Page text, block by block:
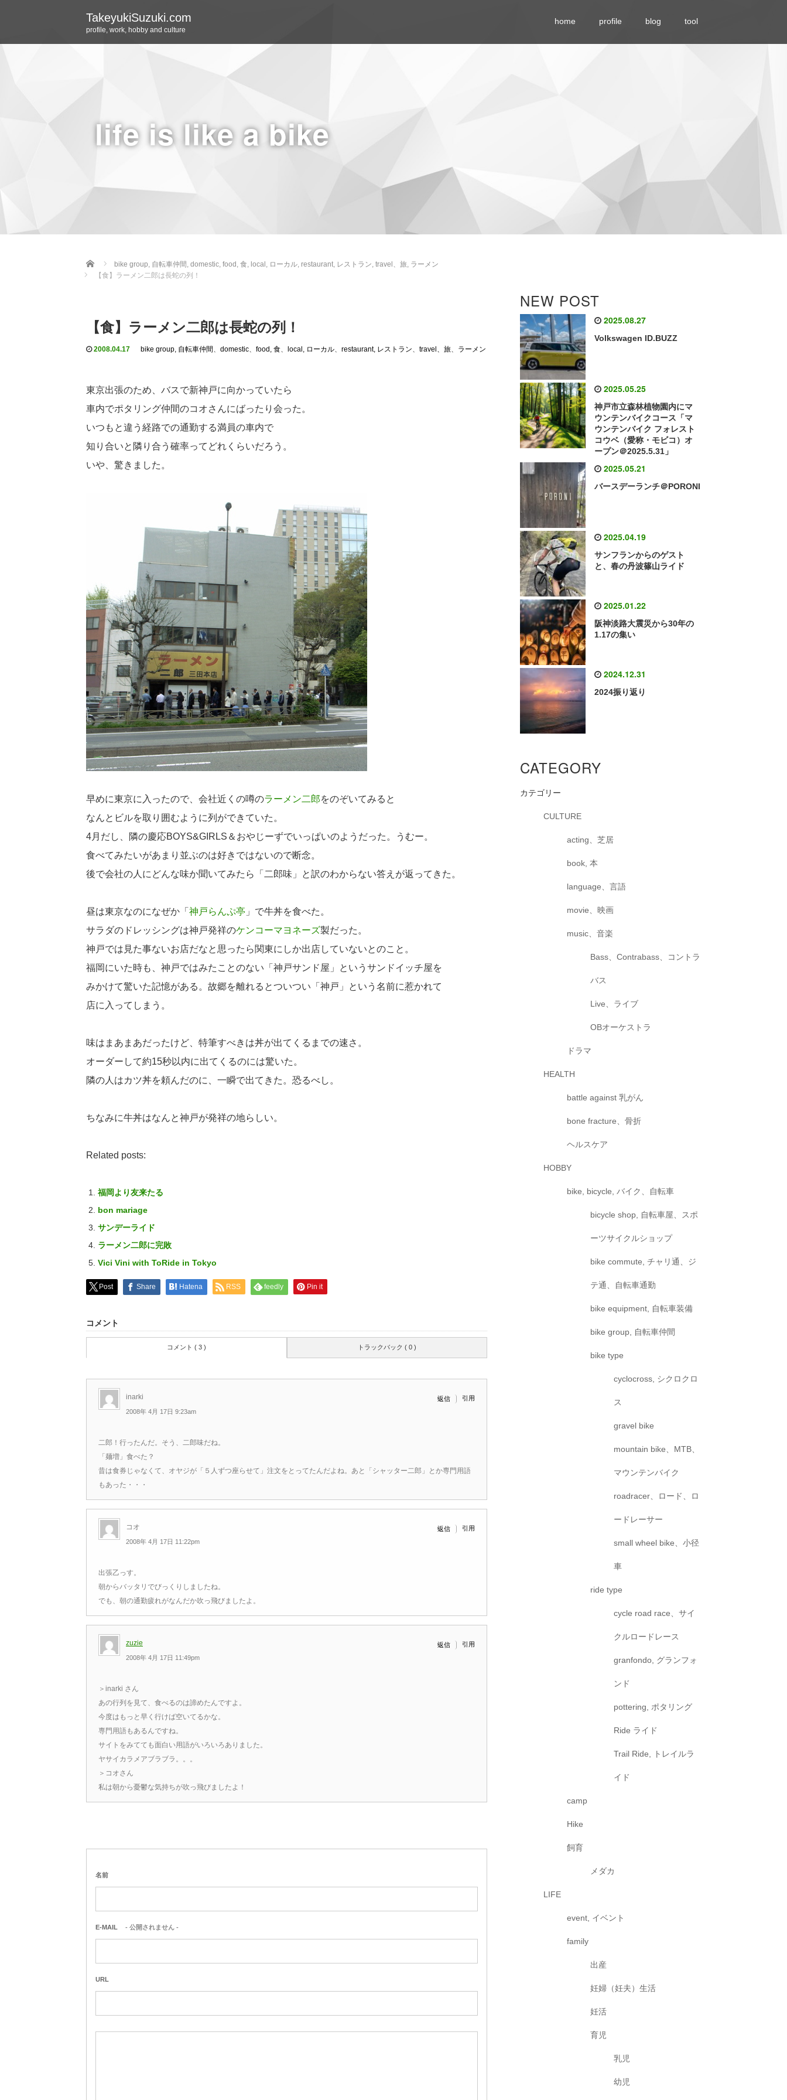
TakeyukiSuzuki.com
profile, work, hobby and culture
home profile blog tool
life is like a bike
Home bike group, 自転車仲間 , domestic, food, 食, local, ローカル, restaurant, レストラン, travel、旅, ラーメン
【食】ラーメン二郎は長蛇の列！
【食】ラーメン二郎は長蛇の列！
2008.04.17 bike group, 自転車仲間、 domestic、 food, 食、 local, ローカル、 restaurant, レストラン、 travel、旅、 ラーメン
東京出張のため、バスで新神戸に向かっていたら
車内でポタリング仲間のコオさんにばったり会った。
いつもと違う経路での通勤する満員の車内で
知り合いと隣り合う確率ってどれくらいだろう。
いや、驚きました。
早めに東京に入ったので、会社近くの噂のラーメン二郎をのぞいてみると
なんとビルを取り囲むように列ができていた。
4月だし、隣の慶応BOYS&GIRLS＆おやじーずでいっぱいのようだった。うむー。
食べてみたいがあまり並ぶのは好きではないので断念。
後で会社の人にどんな味か聞いてみたら「二郎味」と訳のわからない答えが返ってきた。
昼は東京なのになぜか「 神戸らんぷ亭 」で牛丼を食べた。
サラダのドレッシングは神戸発祥のケンコーマヨネーズ製だった。
神戸では見た事ないお店だなと思ったら関東にしか出店していないとのこと。
福岡にいた時も、神戸ではみたことのない「神戸サンド屋」というサンドイッチ屋を
みかけて驚いた記憶がある。故郷を離れるとついつい「神戸」という名前に惹かれて
店に入ってしまう。
味はまあまあだったけど、特筆すべきは丼が出てくるまでの速さ。
オーダーして約15秒以内に出てくるのには驚いた。
隣の人はカツ丼を頼んだのに、一瞬で出てきた。恐るべし。
ちなみに牛丼はなんと神戸が発祥の地らしい。
Related posts:
福岡より友来たる
bon mariage
サンデーライド
ラーメン二郎に完敗
Vici Vini with ToRide in Tokyo
Post Share Hatena RSS feedly Pin it
コメント
コメント ( 3 ) トラックバック ( 0 )
inarki
2008年 4月 17日 9:23am
返信 引用
二郎！行ったんだ。そう、二郎味だね。
「麺増」食べた？
昔は食券じゃなくて、オヤジが「５人ずつ座らせて」注文をとってたんだよね。あと「シャッター二郎」とか専門用語
もあった・・・
コオ
2008年 4月 17日 11:22pm
返信 引用
出張乙っす。
朝からバッタリでびっくりしましたね。
でも、朝の通勤疲れがなんだか吹っ飛びましたよ。
zuzie
2008年 4月 17日 11:49pm
返信 引用
＞inarki さん
あの行列を見て、食べるのは諦めたんですよ。
今度はもっと早く行けば空いてるかな。
専門用語もあるんですね。
サイトをみてても面白い用語がいろいろありました。
ヤサイカラメアブラブラ。。。
＞コオさん
私は朝から憂鬱な気持ちが吹っ飛びましたよ！
名前
E-MAIL - 公開されません -
URL
NEW POST
2025.08.27
Volkswagen ID.BUZZ
2025.05.25
神戸市立森林植物園内にマ
ウンテンバイクコース「マ
ウンテンバイク フォレスト
コウベ（愛称・モビコ）オ
ープン＠2025.5.31」
2025.05.21
バースデーランチ＠PORONI
2025.04.19
サンフランからのゲスト
と、春の丹波篠山ライド
2025.01.22
阪神淡路大震災から30年の
1.17の集い
2024.12.31
2024振り返り
CATEGORY
カテゴリー
CULTURE
acting、芝居
book, 本
language、言語
movie、映画
music、音楽
Bass、Contrabass、コントラ
バス
Live、ライブ
OBオーケストラ
ドラマ
HEALTH
battle against 乳がん
bone fracture、骨折
ヘルスケア
HOBBY
bike, bicycle, バイク、自転車
bicycle shop, 自転車屋、スポ
ーツサイクルショップ
bike commute, チャリ通、ジ
テ通、自転車通勤
bike equipment, 自転車装備
bike group, 自転車仲間
bike type
cyclocross, シクロクロ
ス
gravel bike
mountain bike、MTB、
マウンテンバイク
roadracer、ロード、ロ
ードレーサー
small wheel bike、小径
車
ride type
cycle road race、サイ
クルロードレース
granfondo, グランフォ
ンド
pottering, ポタリング
Ride ライド
Trail Ride, トレイルラ
イド
camp
Hike
飼育
メダカ
LIFE
event, イベント
family
出産
妊婦（妊夫）生活
妊活
育児
乳児
幼児